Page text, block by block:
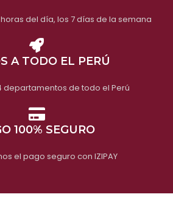
del día, los 7 días de la semana
A TODO EL PERÚ
departamentos de todo el Perú
100% SEGURO
el pago seguro con IZIPAY